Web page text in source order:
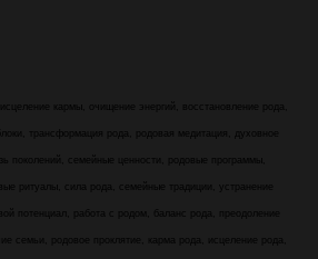
кармы, очищение энергий, восстановление рода,
трансформация рода, родовая медитация, духовное
поколений, семейные ценности, родовые программы,
ритуалы, сила рода, семейные традиции, устранение
потенциал, работа с родом, баланс рода, преодоление
семьи, родовое проклятие, карма рода, исцеление рода,